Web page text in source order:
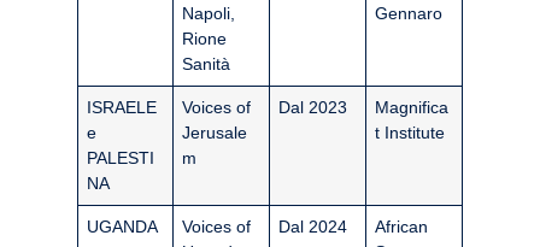
Napoli,
Rione
Sanità
Gennaro
ISRAELE
e
PALESTI
NA
Voices of
Jerusale
m
Dal 2023
Magnifica
t Institute
UGANDA
Voices of
Dal 2024
African